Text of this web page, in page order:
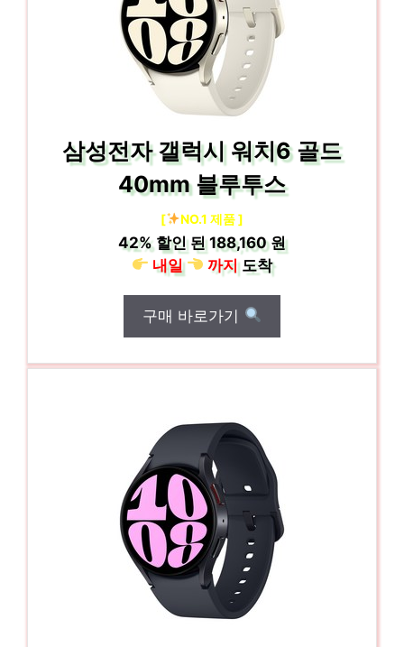
삼성전자 갤럭시 워치6 골드
40mm 블루투스
[ NO.1 제품 ]
42% 할인 된188,160 원
내일
까지도착
구매 바로가기